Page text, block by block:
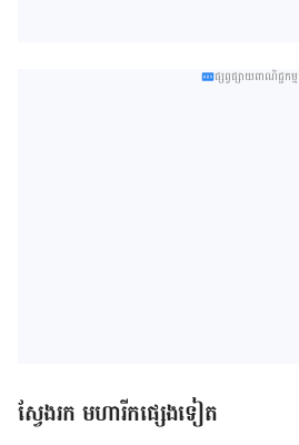
ផ្សព្វផ្សាយពាណិជ្ជកម្ម
ស្វែងរក មហារីកផ្សេងទៀត